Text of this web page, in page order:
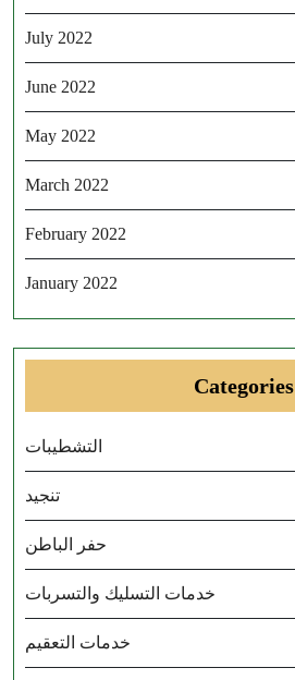
July 2022
June 2022
May 2022
March 2022
February 2022
January 2022
Categories
التشطيبات
تنجيد
حفر الباطن
خدمات التسليك والتسربات
خدمات التعقيم